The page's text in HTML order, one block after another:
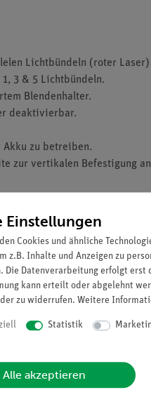
Lichtbündeln (roter
3 & 5 Lichtbündeln.
Blendenhalter.
deaktivierbar.
zu betreiben.
zur vertikalen Befestigung
(Laserschutzklasse I)
Einstellungen
Cookies und ähnliche
z.B. Inhalte und Anzeigen zu
Die Datenverarbeitung erfolgt erst
kann erteilt oder abgelehnt
zu widerrufen. Weitere
Statistik
Alle akzeptieren